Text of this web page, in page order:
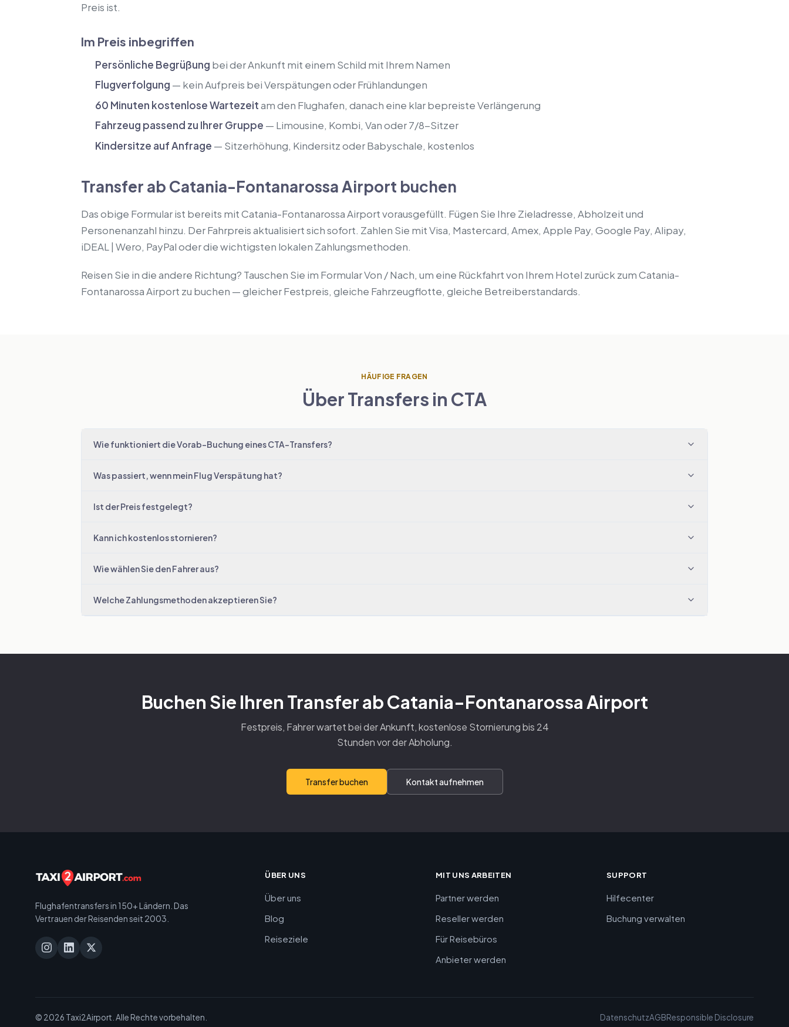
Preis ist.
Im Preis inbegriffen
Persönliche Begrüßung bei der Ankunft mit einem Schild mit Ihrem Namen
Flugverfolgung — kein Aufpreis bei Verspätungen oder Frühlandungen
60 Minuten kostenlose Wartezeitam den Flughafen, danach eine klar bepreiste Verlängerung
Fahrzeug passend zu Ihrer Gruppe — Limousine, Kombi, Van oder 7/8-Sitzer
Kindersitze auf Anfrage — Sitzerhöhung, Kindersitz oder Babyschale, kostenlos
Transfer ab Catania-Fontanarossa Airport buchen
Das obige Formular ist bereits mit Catania-Fontanarossa Airport vorausgefüllt. Fügen Sie Ihre Zieladresse, Abholzeit und
Personenanzahl hinzu. Der Fahrpreis aktualisiert sich sofort. Zahlen Sie mit Visa, Mastercard, Amex, Apple Pay, Google Pay, Alipay,
iDEAL | Wero, PayPal oder die wichtigsten lokalen Zahlungsmethoden.
Reisen Sie in die andere Richtung? Tauschen Sie im Formular Von / Nach, um eine Rückfahrt von Ihrem Hotel zurück zum Catania-
Fontanarossa Airport zu buchen — gleicher Festpreis, gleiche Fahrzeugflotte, gleiche Betreiberstandards.
HÄUFIGE FRAGEN
Über Transfers in CTA
Wie funktioniert die Vorab-Buchung eines CTA-Transfers?
Was passiert, wenn mein Flug Verspätung hat?
Ist der Preis festgelegt?
Kann ich kostenlos stornieren?
Wie wählen Sie den Fahrer aus?
Welche Zahlungsmethoden akzeptieren Sie?
Buchen Sie Ihren Transfer ab Catania-Fontanarossa Airport
Festpreis, Fahrer wartet bei der Ankunft, kostenlose Stornierung bis 24
Stunden vor der Abholung.
Transfer buchen Kontakt aufnehmen
Flughafentransfers in 150+ Ländern. Das
Vertrauen der Reisenden seit 2003.
ÜBER UNS
Über uns
Blog
Reiseziele
MIT UNS ARBEITEN
Partner werden
Reseller werden
Für Reisebüros
Anbieter werden
SUPPORT
Hilfecenter
Buchung verwalten
© 2026 Taxi2Airport. Alle Rechte vorbehalten. DatenschutzAGBResponsible Disclosure